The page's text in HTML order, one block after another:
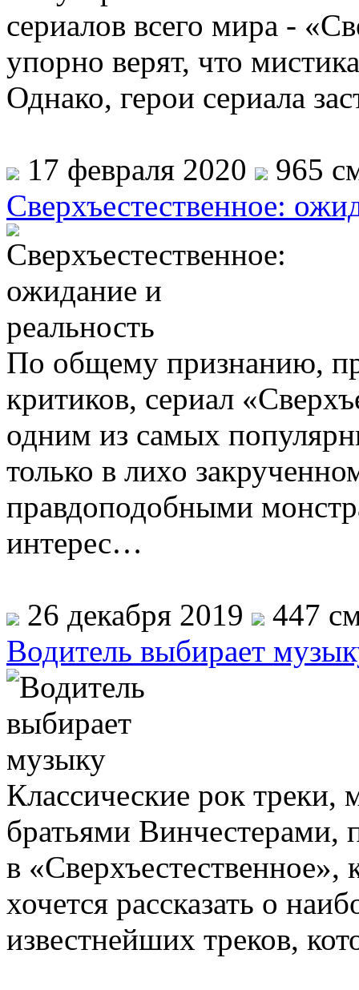
сериалов всего мира -
упорно верят, что
Однако, герои сериала
17 февраля 2020
965
Сверхъестественное:
По общему признанию,
критиков, сериал
одним из самых
только в лихо
правдоподобными
интерес…
26 декабря 2019
447
Водитель выбирает
Классические рок треки,
братьями Винчестерами,
в «Сверхъестественное»,
хочется рассказать о
известнейших треков,